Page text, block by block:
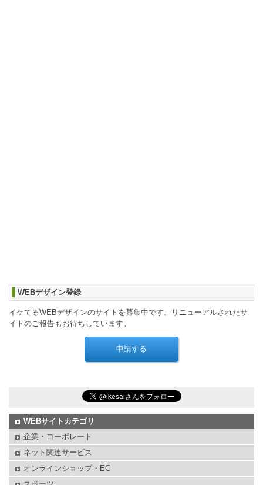
WEBデザイン登録
イケてるWEBデザインのサイトを募集中です。リニューアルされたサ
イトのご報告もお待ちしています。
WEBサイトカテゴリ
企業・コーポレート
ネット関連サービス
オンラインショップ・EC